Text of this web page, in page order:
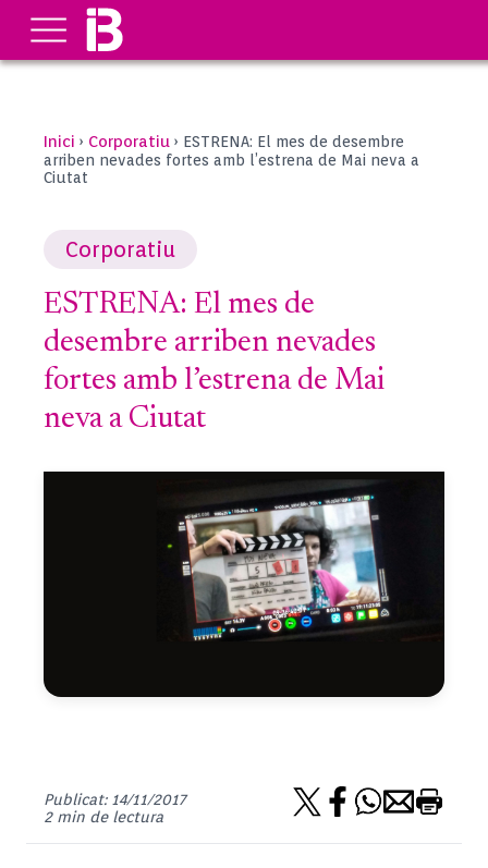
Inici › Corporatiu › ESTRENA: El mes de desembre
arriben nevades fortes amb l’estrena de Mai neva a
Ciutat
Corporatiu
ESTRENA: El mes de
desembre arriben nevades
fortes amb l’estrena de Mai
neva a Ciutat
Publicat: 14/11/2017
2 min de lectura